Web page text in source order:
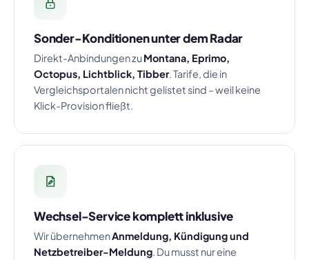
Sonder-Konditionen unter dem Radar
Direkt-Anbindungen zuMontana, Eprimo,
Octopus, Lichtblick, Tibber. Tarife, die in
Vergleichsportalen nicht gelistet sind – weil keine
Klick-Provision fließt.
Wechsel-Service komplett inklusive
Wir übernehmenAnmeldung, Kündigung und
Netzbetreiber-Meldung . Du musst nur eine